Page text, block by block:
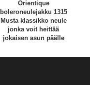
Orientique
boleroneulejakku 1315
Musta klassikko neule
jonka voit heittää
jokaisen asun päälle